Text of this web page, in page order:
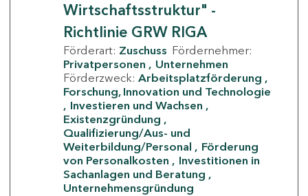
Wirtschaftsstruktur" -
Richtlinie GRW RIGA
Förderart: Zuschuss Fördernehmer:
Privatpersonen
Unternehmen
Förderzweck: Arbeitsplatzförderung
Forschung, Innovation und Technologie
Investieren und Wachsen
Existenzgründung
Qualifizierung/Aus- und
Weiterbildung/Personal
Förderung
von Personalkosten
Investitionen in
Sachanlagen und Beratung
Unternehmensgründung